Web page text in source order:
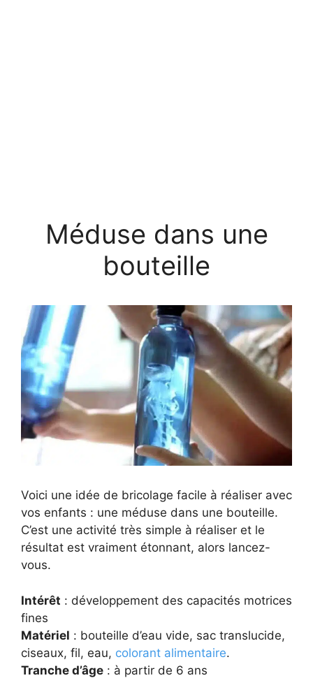
Méduse dans une
bouteille
Voici une idée de bricolage facile à réaliser avec
vos enfants : une méduse dans une bouteille.
C’est une activité très simple à réaliser et le
résultat est vraiment étonnant, alors lancez-
vous.
Intérêt : développement des capacités motrices
fines
Matériel : bouteille d’eau vide, sac translucide,
ciseaux, fil, eau, colorant alimentaire.
Tranche d’âge : à partir de 6 ans